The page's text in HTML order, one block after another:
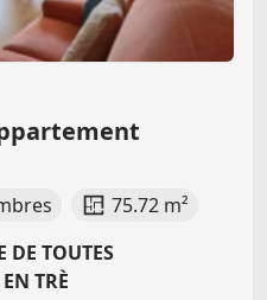
75.72 m²
DE TOUTES
TRÈ